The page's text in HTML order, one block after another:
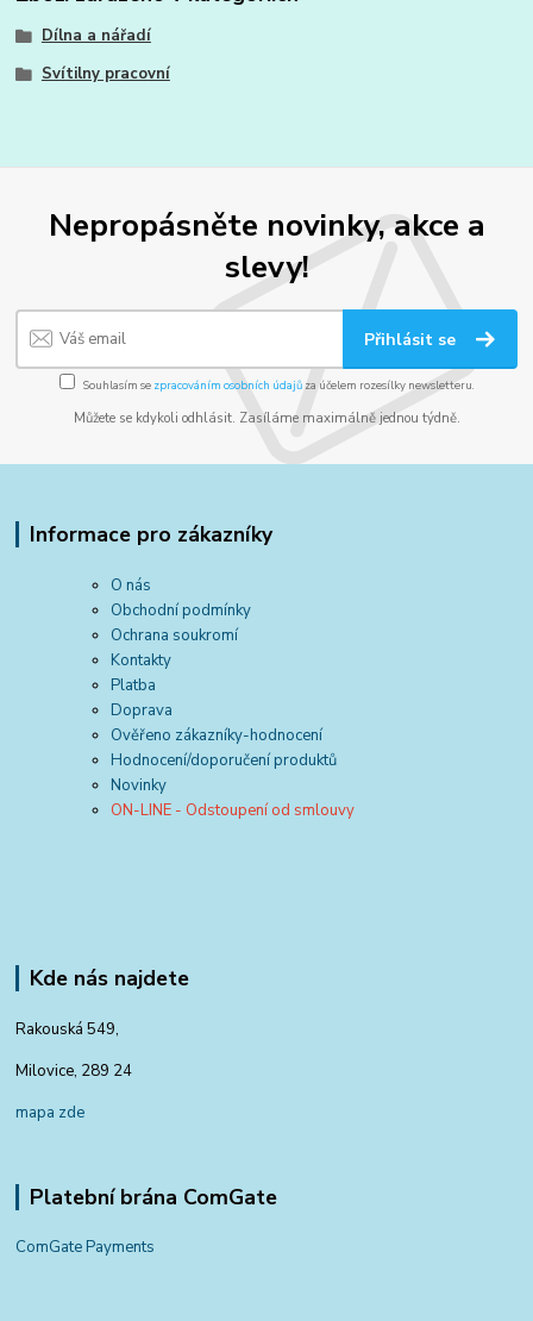
Dílna a nářadí
Svítilny pracovní
Nepropásněte novinky, akce a
slevy!
Přihlásit se
Souhlasím se zpracováním osobních údajůza účelem rozesílky newsletteru.
Můžete se kdykoli odhlásit. Zasíláme maximálně jednou týdně.
Informace pro zákazníky
O nás
Obchodní podmínky
Ochrana soukromí
Kontakty
Platba
Doprava
Ověřeno zákazníky-hodnocení
Hodnocení/doporučení produktů
Novinky
ON-LINE - Odstoupení od smlouvy
Kde nás najdete
Rakouská 549,
Milovice, 289 24
mapa zde
Platební brána ComGate
ComGate Payments